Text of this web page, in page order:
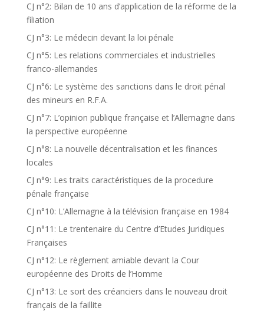
CJ n°2: Bilan de 10 ans d’application de la réforme de la
filiation
CJ n°3: Le médecin devant la loi pénale
CJ n°5: Les relations commerciales et industrielles
franco-allemandes
CJ n°6: Le système des sanctions dans le droit pénal
des mineurs en R.F.A.
CJ n°7: L’opinion publique française et l’Allemagne dans
la perspective européenne
CJ n°8: La nouvelle décentralisation et les finances
locales
CJ n°9: Les traits caractéristiques de la procedure
pénale française
CJ n°10: L’Allemagne à la télévision française en 1984
CJ n°11: Le trentenaire du Centre d’Etudes Juridiques
Françaises
CJ n°12: Le règlement amiable devant la Cour
européenne des Droits de l’Homme
CJ n°13: Le sort des créanciers dans le nouveau droit
français de la faillite